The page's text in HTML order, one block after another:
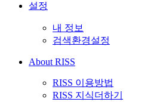
설정
내 정보
검색환경설정
About RISS
RISS 이용방법
RISS 지식더하기